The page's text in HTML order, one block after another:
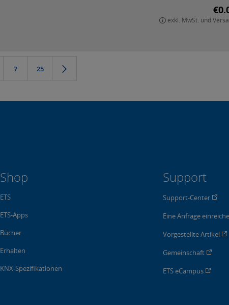
exkl. MwSt. und
7 25
Shop
ETS
ETS-Apps
Bücher
Erhalten
KNX-Spezifikationen
Support
Support-Center
Eine Anfrage
Vorgestellte Artikel
Gemeinschaft
ETS eCampus